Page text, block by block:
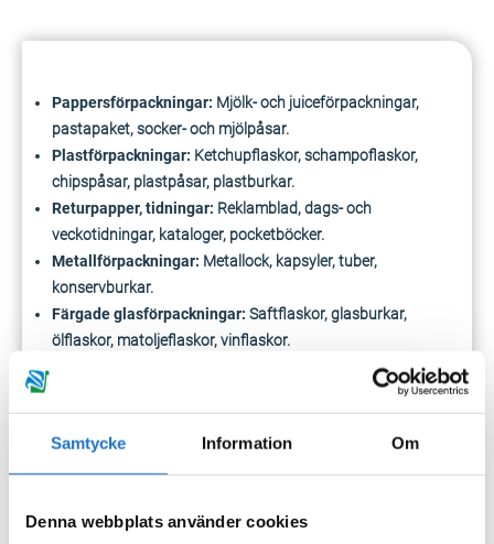
Samtycke Information Om
Denna webbplats använder cookies
Pappersförpackningar: Mjölk- och juiceförpackningar,
pastapaket, socker- och mjölpåsar.
Plastförpackningar: Ketchupflaskor, schampoflaskor,
chipspåsar, plastpåsar, plastburkar.
Returpapper, tidningar: Reklamblad, dags- och
veckotidningar, kataloger, pocketböcker.
Metallförpackningar: Metallock, kapsyler, tuber,
konservburkar.
Färgade glasförpackningar: Saftflaskor, glasburkar,
ölflaskor, matoljeflaskor, vinflaskor.
vinägerflaskor
Restavfall:Dammsugarpåsar, blöjor, tandborstar,
disktrasor, kattsand.
Matavfall:Skal av frukt och grönsaker, äggskal, matrester,